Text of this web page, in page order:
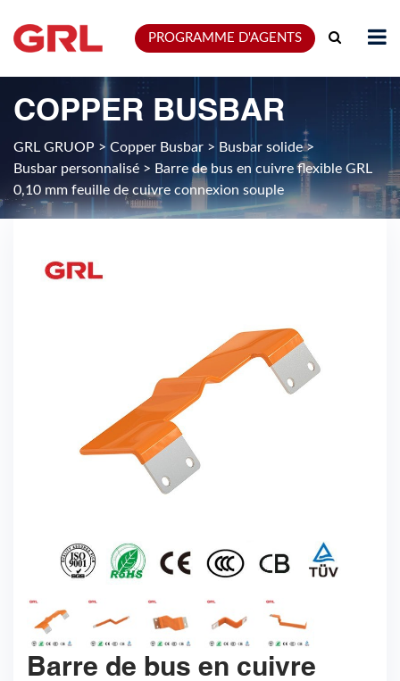
PROGRAMME D'AGENTS
COPPER BUSBAR
GRL GRUOP > Copper Busbar > Busbar solide>
Busbar personnalisé > Barre de bus en cuivre flexible GRL
0,10 mm feuille de cuivre connexion souple
Barre de bus en cuivre